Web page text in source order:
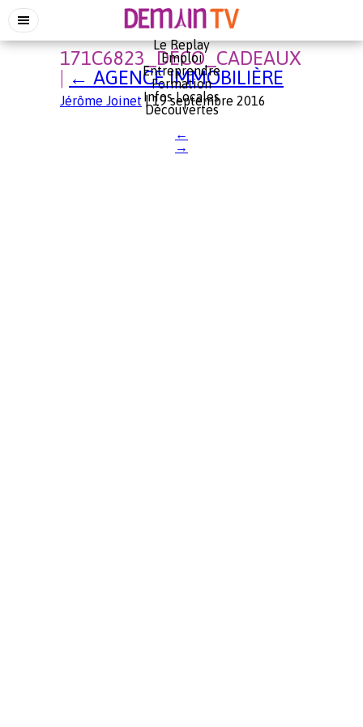
Le Replay
Emploi
Entreprendre
Formation
Infos Locales
Découvertes
171C6823_DÉCO_CADEAUX
← AGENCE IMMOBILIÈRE
Jérôme Joinet |19 septembre 2016
←
→